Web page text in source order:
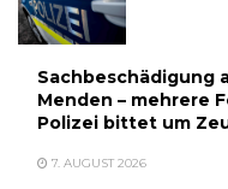
Sachbeschädigung
Menden – mehrere
Polizei bittet um
7. AUGUST 2026